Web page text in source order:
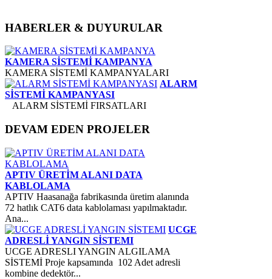
HABERLER & DUYURULAR
KAMERA SİSTEMİ KAMPANYA
KAMERA SİSTEMİ KAMPANYALARI
ALARM
SİSTEMİ KAMPANYASI
ALARM SİSTEMİ FIRSATLARI
DEVAM EDEN PROJELER
APTIV ÜRETİM ALANI DATA
KABLOLAMA
APTIV Haasanağa fabrikasında üretim alanında
72 hatlık CAT6 data kablolaması yapılmaktadır.
Ana...
UCGE
ADRESLİ YANGIN SİSTEMI
UCGE ADRESLI YANGIN ALGILAMA
SİSTEMİ Proje kapsamında 102 Adet adresli
kombine dedektör...